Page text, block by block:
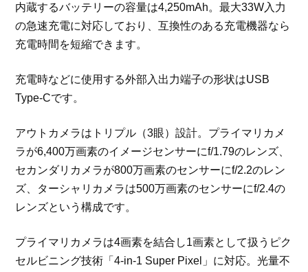
内蔵するバッテリーの容量は4,250mAh。最大33W入力
の急速充電に対応しており、互換性のある充電機器なら
充電時間を短縮できます。
充電時などに使用する外部入出力端子の形状はUSB
Type-Cです。
アウトカメラはトリプル（3眼）設計。プライマリカメ
ラが6,400万画素のイメージセンサーにf/1.79のレンズ、
セカンダリカメラが800万画素のセンサーにf/2.2のレン
ズ、ターシャリカメラは500万画素のセンサーにf/2.4の
レンズという構成です。
プライマリカメラは4画素を結合し1画素として扱うピク
セルビニング技術「4-in-1 Super Pixel」に対応。光量不